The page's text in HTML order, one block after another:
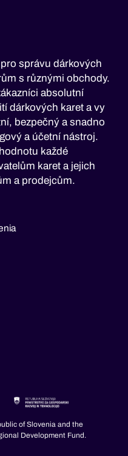
správu dárkových
s různými obchody.
absolutní
dárkových karet a vy
bezpečný a snadno
a účetní nástroj.
každé
karet a jejich
a prodejcům.
of Slovenia and the
Development Fund.